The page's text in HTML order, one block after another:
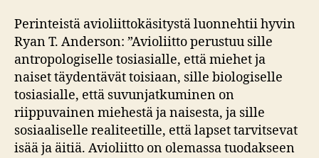
Perinteistä avioliittokäsitystä luonnehtii hyvin
Ryan T. Anderson: ”Avioliitto perustuu sille
antropologiselle tosiasialle, että miehet ja
naiset täydentävät toisiaan, sille biologiselle
tosiasialle, että suvunjatkuminen on
riippuvainen miehestä ja naisesta, ja sille
sosiaaliselle realiteetille, että lapset tarvitsevat
isää ja äitiä. Avioliitto on olemassa tuodakseen